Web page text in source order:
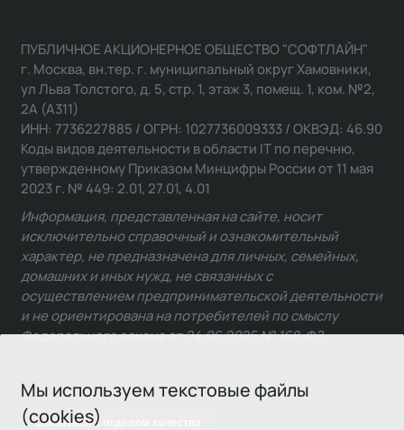
Мы используем текстовые файлы
(cookies)
Связаться с отделом качества
ПУБЛИЧНОЕ АКЦИОНЕРНОЕ ОБЩЕСТВО "СОФТЛАЙН"
г. Москва, вн.тер. г. муниципальный округ Хамовники,
ул Льва Толстого, д. 5, стр. 1, этаж 3, помещ. 1, ком. №2,
2А (А311)
ИНН: 7736227885 / ОГРН: 1027736009333 / ОКВЭД: 46.90
Коды видов деятельности в области IT по перечню,
утвержденному Приказом Минцифры России от 11 мая
2023 г. № 449: 2.01, 27.01, 4.01
Информация, представленная на сайте, носит
исключительно справочный и ознакомительный
характер, не предназначена для личных, семейных,
домашних и иных нужд, не связанных с
осуществлением предпринимательской деятельности
и не ориентирована на потребителей по смыслу
Федерального закона от 24.06.2025 № 168-ФЗ.